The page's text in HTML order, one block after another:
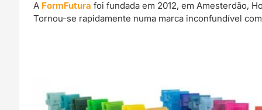
A FormFutura foi fundada em 2012, em Amesterdão,
Tornou-se rapidamente numa marca inconfundível